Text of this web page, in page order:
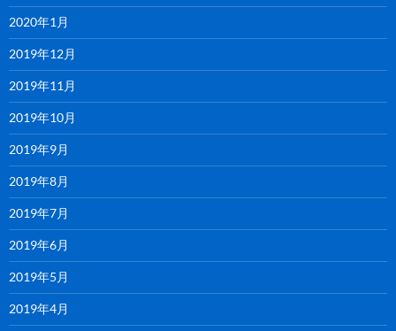
2020年1月
2019年12月
2019年11月
2019年10月
2019年9月
2019年8月
2019年7月
2019年6月
2019年5月
2019年4月